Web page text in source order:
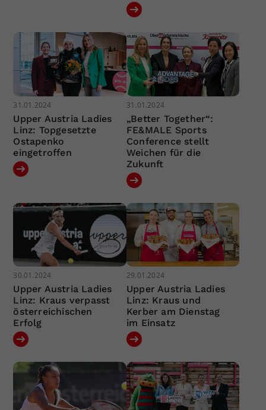
31.01.2024
Upper Austria Ladies
Linz: Topgesetzte
Ostapenko
eingetroffen
31.01.2024
„Better Together“:
FE&MALE Sports
Conference stellt
Weichen für die
Zukunft
30.01.2024
Upper Austria Ladies
Linz: Kraus verpasst
österreichischen
Erfolg
29.01.2024
Upper Austria Ladies
Linz: Kraus und
Kerber am Dienstag
im Einsatz